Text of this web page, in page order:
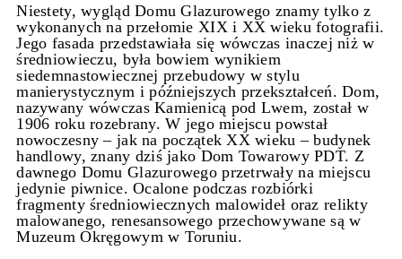
Niestety, wygląd Domu Glazurowego znamy tylko z
wykonanych na przełomie XIX i XX wieku fotografii.
Jego fasada przedstawiała się wówczas inaczej niż w
średniowieczu, była bowiem wynikiem
siedemnastowiecznej przebudowy w stylu
manierystycznym i późniejszych przekształceń. Dom,
nazywany wówczas Kamienicą pod Lwem, został w
1906 roku rozebrany. W jego miejscu powstał
nowoczesny – jak na początek XX wieku – budynek
handlowy, znany dziś jako Dom Towarowy PDT. Z
dawnego Domu Glazurowego przetrwały na miejscu
jedynie piwnice. Ocalone podczas rozbiórki
fragmenty średniowiecznych malowideł oraz relikty
malowanego, renesansowego przechowywane są w
Muzeum Okręgowym w Toruniu.